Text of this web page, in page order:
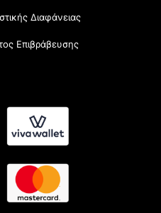
Διαφάνειας
Επιβράβευσης